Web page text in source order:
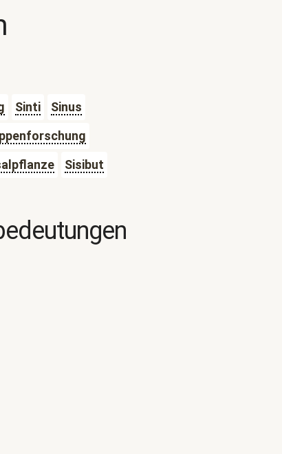
Sinti
Sinus
Sisibut